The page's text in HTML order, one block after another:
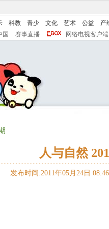
科教 青少 文化 艺术 公益 产
国 赛事直播 网络电视客户端
人与自然
发布时间:2011年05月24日 08:46